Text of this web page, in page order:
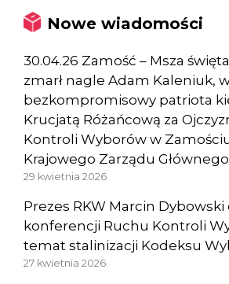
Nowe wiadomości
30.04.26 Zamość – Msza
zmarł nagle Adam Kaleniuk,
bezkompromisowy patriota
Krucjatą Różańcową za
Kontroli Wyborów w
Krajowego Zarządu Głównego
29 kwietnia 2026
Prezes RKW Marcin
konferencji Ruchu Kontroli
temat stalinizacji Kodeksu
27 kwietnia 2026